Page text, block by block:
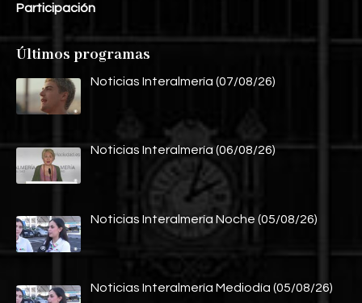
Participación
Últimos programas
Noticias Interalmería (07/08/26)
Noticias Interalmería (06/08/26)
Noticias Interalmería Noche (05/08/26)
Noticias Interalmería Mediodía (05/08/26)